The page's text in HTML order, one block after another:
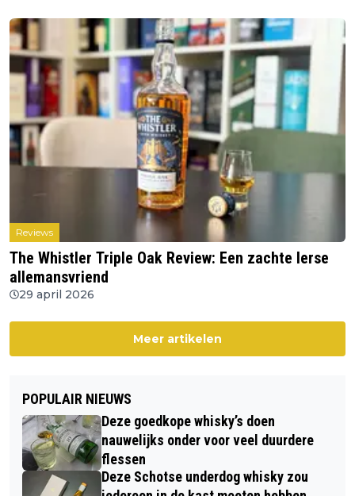
Reviews
The Whistler Triple Oak Review: Een zachte Ierse
allemansvriend
29 april 2026
Meer artikelen
POPULAIR NIEUWS
Deze goedkope whisky’s doen
nauwelijks onder voor veel duurdere
flessen
Deze Schotse underdog whisky zou